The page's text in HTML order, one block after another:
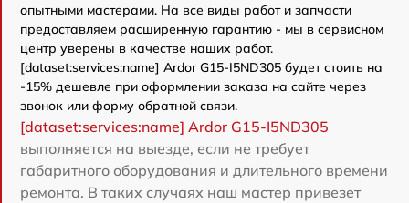
опытными мастерами. На все виды работ и запчасти
предоставляем расширенную гарантию - мы в сервисном
центр уверены в качестве наших работ.
[dataset:services:name] Ardor G15-I5ND305 будет стоить на
-15% дешевле при оформлении заказа на сайте через
звонок или форму обратной связи.
[dataset:services:name] Ardor G15-I5ND305
выполняется на выезде, если не требует
габаритного оборудования и длительного времени
ремонта. В таких случаях наш мастер привезет